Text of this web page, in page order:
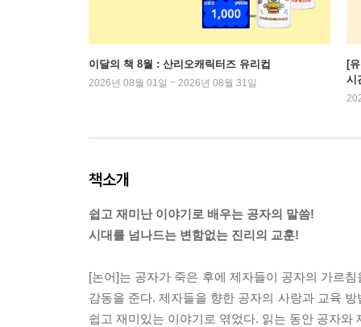
이달의 책 8월 : 산리오캐릭터즈 유리컵
2026년 08월 01일 ~ 2026년 08월 31일
[
시
책소개
쉽고 재미난 이야기로 배우는 공자의 말씀!
시대를 넘나드는 변함없는 진리의 교훈!
[논어]는 공자가 죽은 후에 제자들이 공자의 가르
감동을 준다. 제자들을 향한 공자의 사랑과 교육
쉽고 재미있는 이야기로 엮었다. 읽는 동안 공자